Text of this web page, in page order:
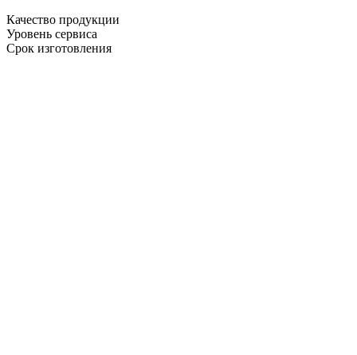
Качество продукции
Уровень сервиса
Срок изготовления